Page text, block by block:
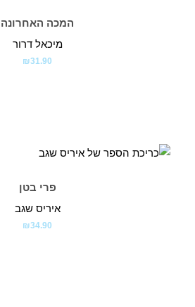
המכה האחרונה
מיכאל דרור
₪31.90
פרי בטן
איריס שגב
₪34.90